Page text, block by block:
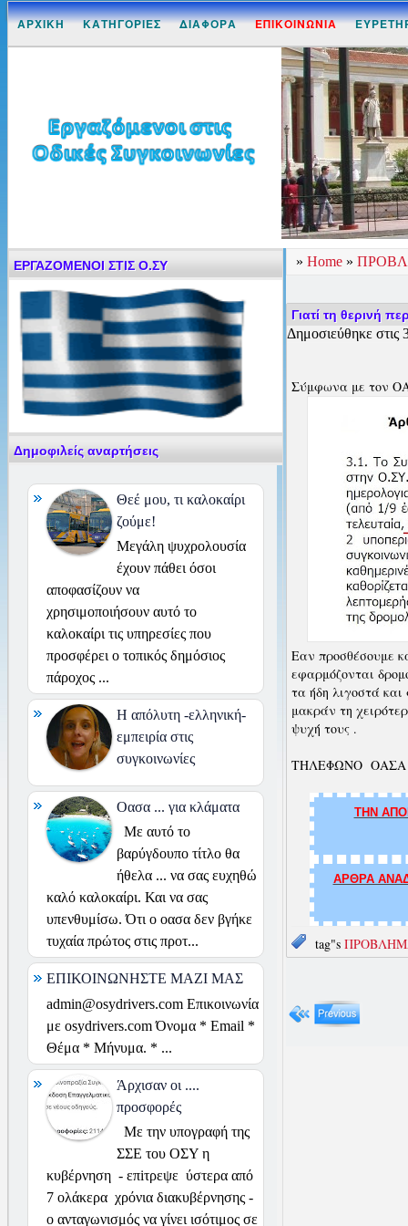
ΑΡΧΙΚΗ ΚΑΤΗΓΟΡΙΕΣ ΔΙΑΦΟΡΑ ΕΠΙΚΟΙΝΩΝΙΑ
» Home »
Γιατί τη θερινή
Δημοσιεύθηκε στις
Σύμφωνα με τον
Εαν προσθέσουμε
εφαρμόζονται
τα ήδη λιγοστά
μακράν τη
ψυχή τους .
ΤΗΛΕΦΩΝΟ ΟΑΣΑ
ΤΗΝ
ΑΡΘΡΑ
tag"s
ΕΡΓΑΖΟΜΕΝΟΙ ΣΤΙΣ Ο.ΣΥ
Δημοφιλείς αναρτήσεις
Θεέ μου, τι καλοκαίρι
ζούμε!
Μεγάλη ψυχρολουσία
έχουν πάθει όσοι
αποφασίζουν να
χρησιμοποιήσουν αυτό το
καλοκαίρι τις υπηρεσίες που
προσφέρει ο τοπικός δημόσιος
πάροχος ...
H απόλυτη -ελληνική-
εμπειρία στις
συγκοινωνίες
Οασα ... για κλάματα
Με αυτό το
βαρύγδουπο τίτλο θα
ήθελα ... να σας ευχηθώ
καλό καλοκαίρι. Και να σας
υπενθυμίσω. Ότι ο οασα δεν βγήκε
τυχαία πρώτος στις προτ...
ΕΠΙΚΟΙΝΩΝΗΣΤΕ ΜΑΖΙ ΜΑΣ
admin@osydrivers.com Επικοινωνία
με osydrivers.com Όνομα * Email *
Θέμα * Μήνυμα. * ...
Άρχισαν οι ....
προσφορές
Με την υπογραφή της
ΣΣΕ του ΟΣΥ η
κυβέρνηση - επiτρεψε ύστερα από
7 ολάκερα χρόνια διακυβέρνησης -
ο ανταγωνισμός να γίνει ισότιμος σε